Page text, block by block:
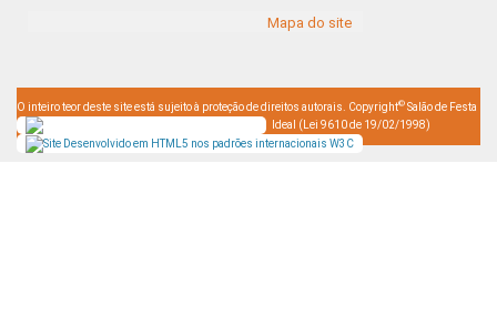
Mapa do site
O inteiro teor deste site está sujeito à proteção de direitos autorais. Copyright© Salão de Festa
Ideal (Lei 9610 de 19/02/1998)